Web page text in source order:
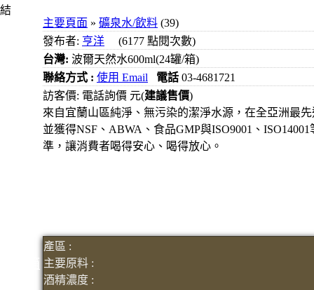
結
主要頁面 » 礦泉水/飲料 (39)
發布者: 亨洋 (6177 點閱次數)
台灣: 波爾天然水600ml(24罐/箱)
聯絡方式 : 使用 Email 電話 03-4681721
訪客價: 電話詢價 元(建議售價)
來自宜蘭山區純淨、無污染的潔淨水源，在全亞洲最
並獲得NSF、ABWA、食品GMP與ISO9001、
準，讓消費者喝得安心、喝得放心。
產區 :
主要原料 :
酒精濃度 :